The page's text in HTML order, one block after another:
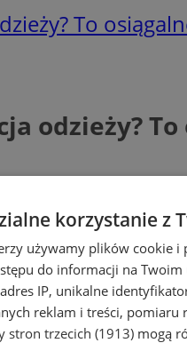
To
odzieży?
korzystanie z
używamy plików cookie
do informacji na
IP, unikalne
reklam i treści,
stron trzecich (1913) mogą